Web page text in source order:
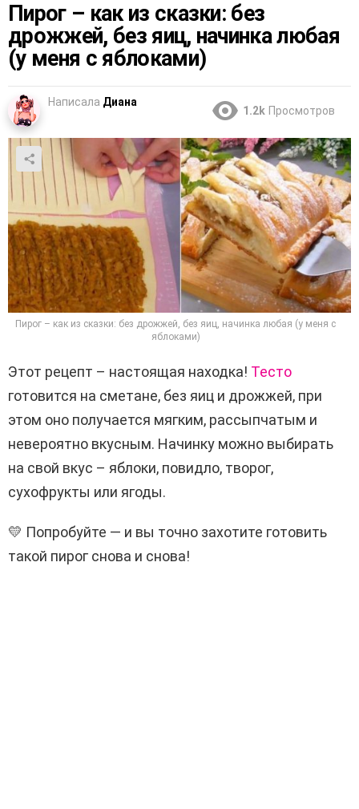
Пирог – как из сказки: без
дрожжей, без яиц, начинка любая
(у меня с яблоками)
Написала Диана
1.2k Просмотров
Пирог – как из сказки: без дрожжей, без яиц, начинка любая (у меня с
яблоками)
Этот рецепт – настоящая находка! Тесто
готовится на сметане, без яиц и дрожжей, при
этом оно получается мягким, рассыпчатым и
невероятно вкусным. Начинку можно выбирать
на свой вкус – яблоки, повидло, творог,
сухофрукты или ягоды.
💛 Попробуйте — и вы точно захотите готовить
такой пирог снова и снова!